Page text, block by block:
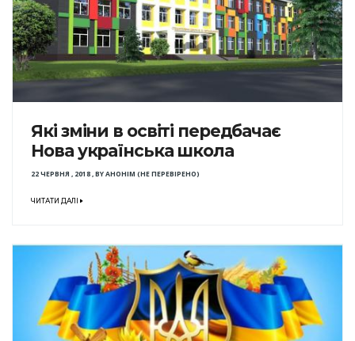
Які зміни в освіті передбачає
Нова українська школа
22 ЧЕРВНЯ , 2018,BYАНОНІМ (НЕ ПЕРЕВІРЕНО)
ЧИТАТИ ДАЛІ